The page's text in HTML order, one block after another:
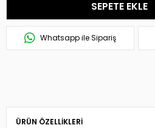
Whatsapp ile Sipariş
ÜRÜN ÖZELLIKLERI